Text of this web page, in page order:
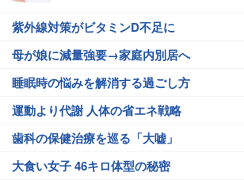
紫外線対策がビタミンD不足に
母が娘に減量強要→家庭内別居へ
睡眠時の悩みを解消する過ごし方
運動より代謝 人体の省エネ戦略
歯科の保健治療を巡る「大嘘」
大食い女子 46キロ体型の秘密